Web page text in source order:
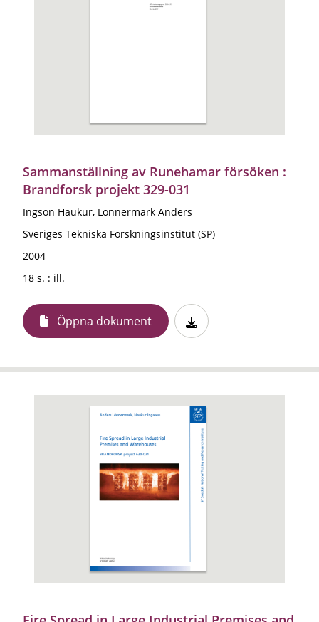
Sammanställning av Runehamar försöken :
Brandforsk projekt 329-031
Ingson Haukur, Lönnermark Anders
Sveriges Tekniska Forskningsinstitut (SP)
2004
18 s. : ill.
Öppna dokument